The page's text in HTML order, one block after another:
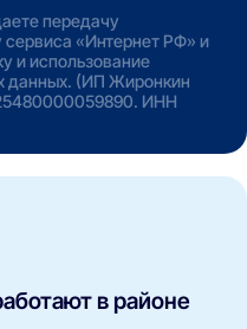
передачу
«Интернет РФ» и
и использование
данных. (ИП Жиронкин
ИНН
в районе